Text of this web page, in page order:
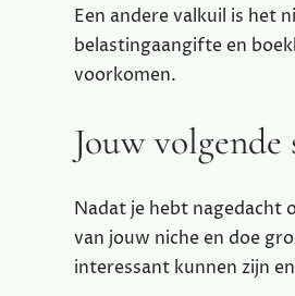
Een andere valkuil is het
belastingaangifte en
voorkomen.
Jouw volgende
Nadat je hebt nagedacht
van jouw niche en doe
interessant kunnen zijn